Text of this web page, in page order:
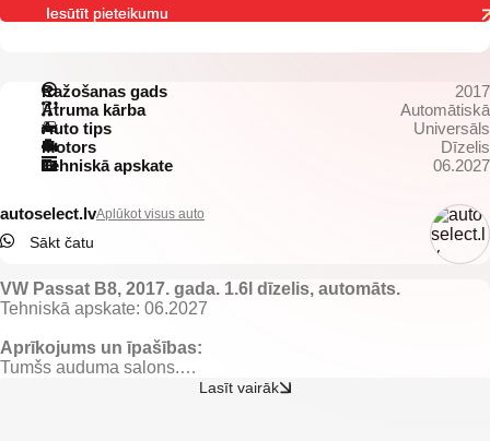
Ražošanas gads
2017
Ātruma kārba
Automātiskā
Auto tips
Universāls
Motors
Dīzelis
Tehniskā apskate
06.2027
autoselect.lvAplūkot visus auto
Sākt čatu
VW Passat B8, 2017. gada. 1.6l dīzelis, automāts.
Tehniskā apskate: 06.2027
Aprīkojums un īpašības:
Tumšs auduma salons.
El. regulējami un apsildāmi spoguļi.
Lasīt vairāk